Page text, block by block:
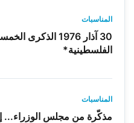
المناسبات
30 آذار 1976
الفلسطينية*
المناسبات
مذكّرة من مجلس الوزراء...